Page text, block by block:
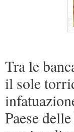
Tra le
il sole
Paese